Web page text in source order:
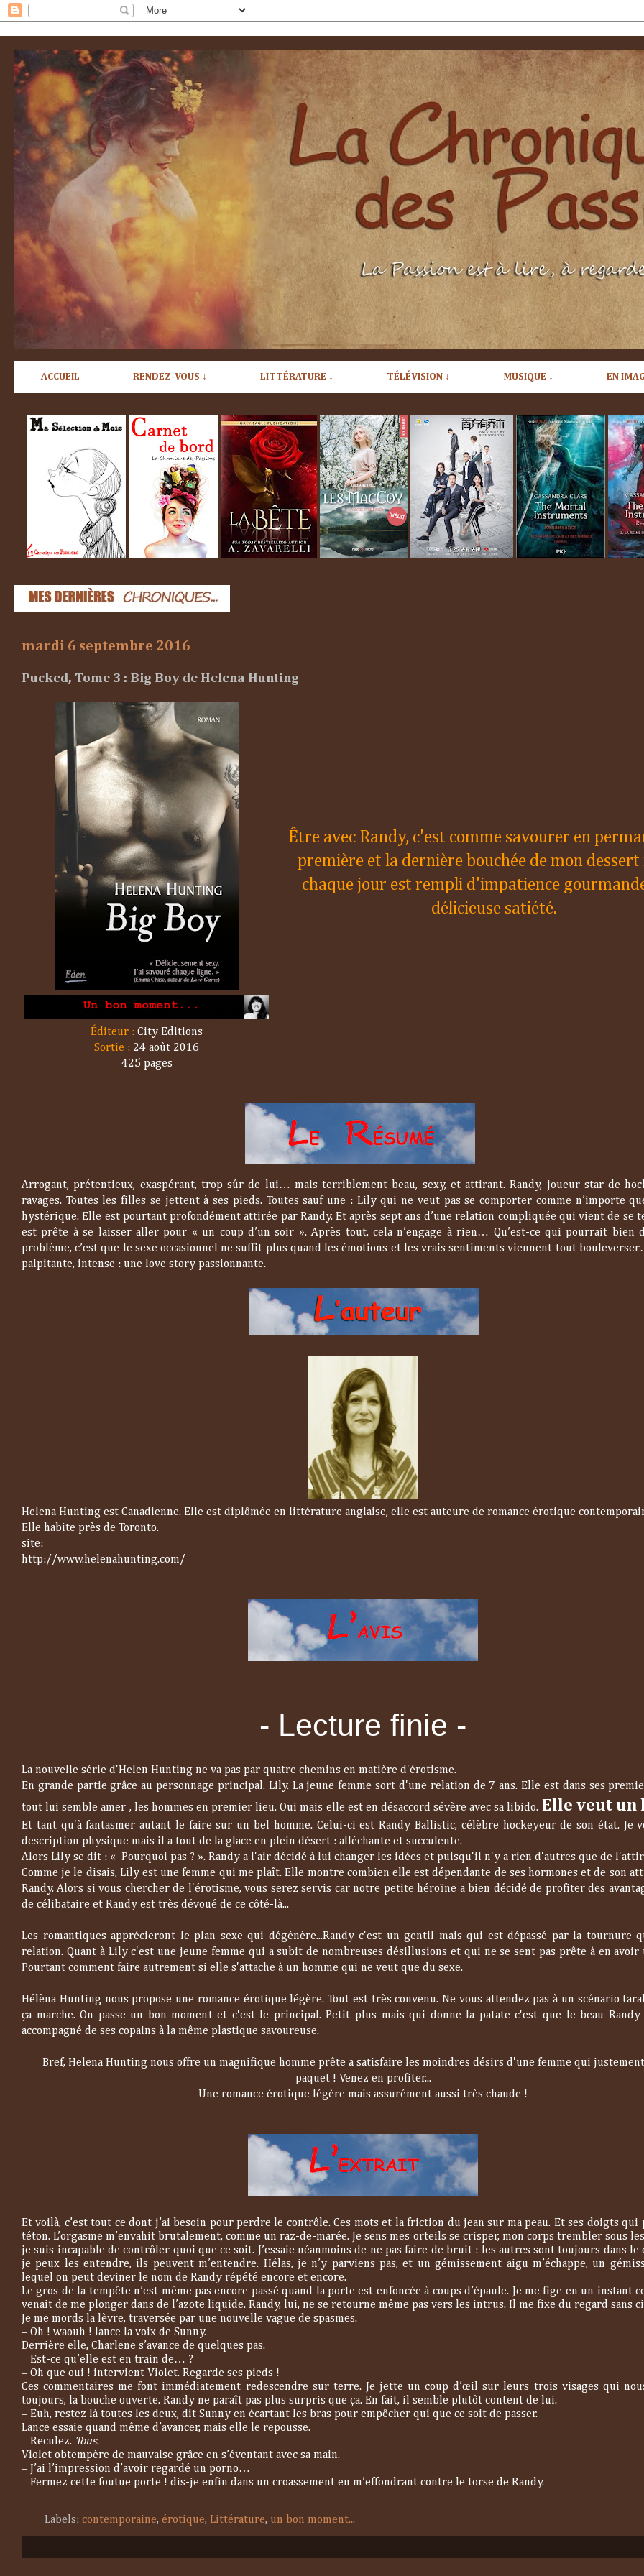
ACCUEIL RENDEZ-VOUS ↓ LITTÉRATURE ↓ TÉLÉVISION ↓ MUSIQUE ↓ EN
mardi 6 septembre 2016
Pucked, Tome 3 : Big Boy de Helena Hunting
Éditeur : City Editions
Sortie : 24 août 2016
425 pages
Être avec Randy, c'est comme savourer en
première et la dernière bouchée de mon
chaque jour est rempli d'impatience
délicieuse satiété.
Arrogant, prétentieux, exaspérant, trop sûr de lui… mais terriblement beau, sexy, et attirant. Randy, joueur star de
ravages. Toutes les filles se jettent à ses pieds. Toutes sauf une : Lily qui ne veut pas se comporter comme n’importe
hystérique. Elle est pourtant profondément attirée par Randy. Et après sept ans d’une relation compliquée qui vient de se
est prête à se laisser aller pour « un coup d’un soir ». Après tout, cela n’engage à rien… Qu’est-ce qui pourrait bien
problème, c’est que le sexe occasionnel ne suffit plus quand les émotions et les vrais sentiments viennent tout
palpitante, intense : une love story passionnante.
Helena Hunting est Canadienne. Elle est diplômée en littérature anglaise, elle est auteure de romance érotique
Elle habite près de Toronto.
site:
http://www.helenahunting.com/
- Lecture finie -
La nouvelle série d'Helen Hunting ne va pas par quatre chemins en matière d'érotisme.
En grande partie grâce au personnage principal. Lily. La jeune femme sort d'une relation de 7 ans. Elle est dans ses
tout lui semble amer , les hommes en premier lieu. Oui mais elle est en désaccord sévère avec sa libido. Elle veut un
Et tant qu'à fantasmer autant le faire sur un bel homme. Celui-ci est Randy Ballistic, célèbre hockeyeur de son état. Je
description physique mais il a tout de la glace en plein désert : alléchante et succulente.
Alors Lily se dit : « Pourquoi pas ? ». Randy a l'air décidé à lui changer les idées et puisqu'il n'y a rien d'autres que de
Comme je le disais, Lily est une femme qui me plaît. Elle montre combien elle est dépendante de ses hormones et de son
Randy. Alors si vous chercher de l'érotisme, vous serez servis car notre petite héroïne a bien décidé de profiter des
de célibataire et Randy est très dévoué de ce côté-là...
Les romantiques apprécieront le plan sexe qui dégénère...Randy c'est un gentil mais qui est dépassé par la tournure
relation. Quant à Lily c'est une jeune femme qui a subit de nombreuses désillusions et qui ne se sent pas prête à en avoir
Pourtant comment faire autrement si elle s'attache à un homme qui ne veut que du sexe.
Hélèna Hunting nous propose une romance érotique légère. Tout est très convenu. Ne vous attendez pas à un scénario
ça marche. On passe un bon moment et c'est le principal. Petit plus mais qui donne la patate c'est que le beau Randy
accompagné de ses copains à la même plastique savoureuse.
Bref, Helena Hunting nous offre un magnifique homme prête a satisfaire les moindres désirs d'une femme qui
paquet ! Venez en profiter...
Une romance érotique légère mais assurément aussi très chaude !
Et voilà, c’est tout ce dont j’ai besoin pour perdre le contrôle. Ces mots et la friction du jean sur ma peau. Et ses doigts qui
téton. L’orgasme m’envahit brutalement, comme un raz-de-marée. Je sens mes orteils se crisper, mon corps trembler sous
je suis incapable de contrôler quoi que ce soit. J’essaie néanmoins de ne pas faire de bruit : les autres sont toujours dans
je peux les entendre, ils peuvent m’entendre. Hélas, je n’y parviens pas, et un gémissement aigu m’échappe, un
lequel on peut deviner le nom de Randy répété encore et encore.
Le gros de la tempête n’est même pas encore passé quand la porte est enfoncée à coups d’épaule. Je me fige en un instant
venait de me plonger dans de l’azote liquide. Randy, lui, ne se retourne même pas vers les intrus. Il me fixe du regard sans
Je me mords la lèvre, traversée par une nouvelle vague de spasmes.
‒ Oh ! waouh ! lance la voix de Sunny.
Derrière elle, Charlene s’avance de quelques pas.
‒ Est-ce qu’elle est en train de… ?
‒ Oh que oui ! intervient Violet. Regarde ses pieds !
Ces commentaires me font immédiatement redescendre sur terre. Je jette un coup d’œil sur leurs trois visages qui
toujours, la bouche ouverte. Randy ne paraît pas plus surpris que ça. En fait, il semble plutôt content de lui.
‒ Euh, restez là toutes les deux, dit Sunny en écartant les bras pour empêcher qui que ce soit de passer.
Lance essaie quand même d’avancer, mais elle le repousse.
‒ Reculez. Tous.
Violet obtempère de mauvaise grâce en s’éventant avec sa main.
‒
J’ai l’impression d’avoir regardé un porno…
‒ Fermez cette foutue porte ! dis-je enfin dans un croassement en m’effondrant contre le torse de Randy.
Labels: contemporaine, érotique, Littérature, un bon moment...